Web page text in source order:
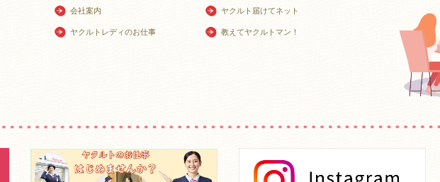
会社案内 ヤクルト届けてネット
ヤクルトレディのお仕事 教えてヤクルトマン！